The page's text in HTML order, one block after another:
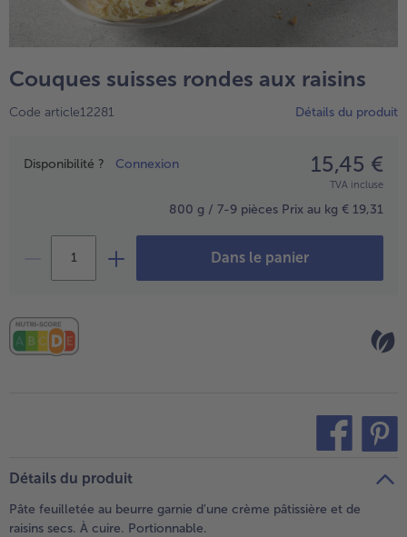
TousPlats cuisinés
Boulangerie & Pâtisserie
TousBoulangerie & Pâtisserie
TousEntrées, Apéritifs & Snacks
Produits non surgelés
TousProduits non surgelés
Couques suisses rondes aux raisins
Code article12281 Détails du produit
Prix
Disponibilité ? Connexion 15,45 €
TVA incluse
800 g / 7-9 pièces Prix au kg € 19,31
Dans le panier
Détails du produit
Pâte feuilletée au beurre garnie d'une crème pâtissière et de
raisins secs. À cuire. Portionnable.